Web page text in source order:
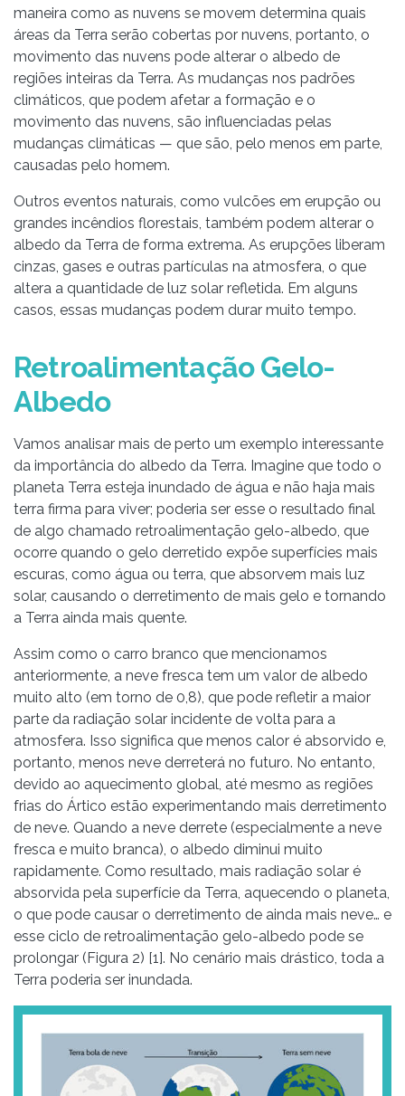
maneira como as nuvens se movem determina quais
áreas da Terra serão cobertas por nuvens, portanto, o
movimento das nuvens pode alterar o albedo de
regiões inteiras da Terra. As mudanças nos padrões
climáticos, que podem afetar a formação e o
movimento das nuvens, são influenciadas pelas
mudanças climáticas — que são, pelo menos em parte,
causadas pelo homem.
Outros eventos naturais, como vulcões em erupção ou
grandes incêndios florestais, também podem alterar o
albedo da Terra de forma extrema. As erupções liberam
cinzas, gases e outras partículas na atmosfera, o que
altera a quantidade de luz solar refletida. Em alguns
casos, essas mudanças podem durar muito tempo.
Retroalimentação Gelo-
Albedo
Vamos analisar mais de perto um exemplo interessante
da importância do albedo da Terra. Imagine que todo o
planeta Terra esteja inundado de água e não haja mais
terra firma para viver; poderia ser esse o resultado final
de algo chamado retroalimentação gelo-albedo, que
ocorre quando o gelo derretido expõe superfícies mais
escuras, como água ou terra, que absorvem mais luz
solar, causando o derretimento de mais gelo e tornando
a Terra ainda mais quente.
Assim como o carro branco que mencionamos
anteriormente, a neve fresca tem um valor de albedo
muito alto (em torno de 0,8), que pode refletir a maior
parte da radiação solar incidente de volta para a
atmosfera. Isso significa que menos calor é absorvido e,
portanto, menos neve derreterá no futuro. No entanto,
devido ao aquecimento global, até mesmo as regiões
frias do Ártico estão experimentando mais derretimento
de neve. Quando a neve derrete (especialmente a neve
fresca e muito branca), o albedo diminui muito
rapidamente. Como resultado, mais radiação solar é
absorvida pela superfície da Terra, aquecendo o planeta,
o que pode causar o derretimento de ainda mais neve… e
esse ciclo de retroalimentação gelo-albedo pode se
prolongar (Figura 2) [1]. No cenário mais drástico, toda a
Terra poderia ser inundada.